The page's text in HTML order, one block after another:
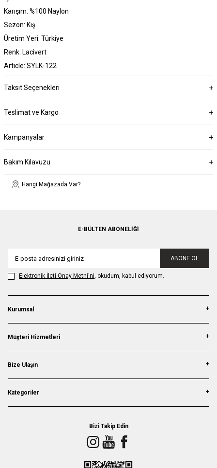
Karışım: %100 Naylon
Sezon: Kış
Üretim Yeri: Türkiye
Renk: Lacivert
Article: SYLK-122
Taksit Seçenekleri
Teslimat ve Kargo
Kampanyalar
Bakım Kılavuzu
Hangi Mağazada Var?
E-BÜLTEN ABONELIĞI
ABONE OL
Elektronik İleti Onay Metni'ni, okudum, kabul ediyorum.
Kurumsal
Müşteri Hizmetleri
Bize Ulaşın
Kategoriler
Bizi Takip Edin